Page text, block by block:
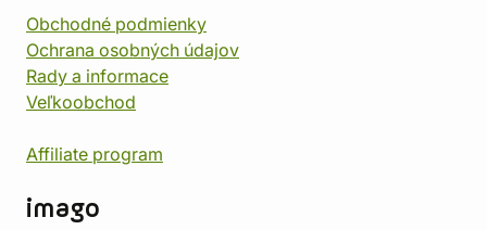
Obchodné podmienky
Ochrana osobných údajov
Rady a informace
Veľkoobchod
Affiliate program
imago